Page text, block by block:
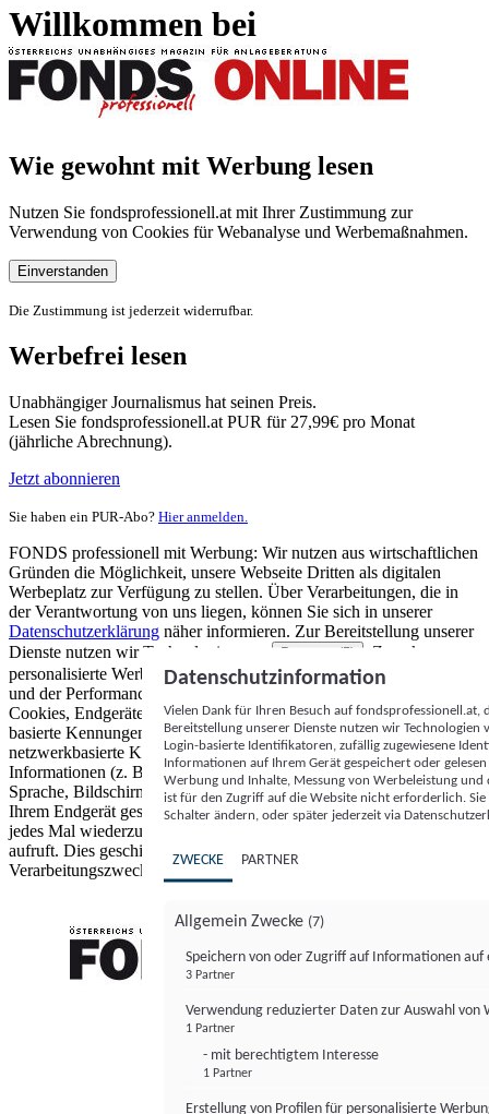
Willkommen bei
Wie gewohnt mit Werbung lesen
Nutzen Sie fondsprofessionell.at mit Ihrer Zustimmung zur
Verwendung von Cookies für Webanalyse und Werbemaßnahmen.
Einverstanden
Die Zustimmung ist jederzeit widerrufbar.
Werbefrei lesen
Unabhängiger Journalismus hat seinen Preis.
Lesen Sie fondsprofessionell.at PUR für 27,99€ pro Monat
(jährliche Abrechnung).
Jetzt abonnieren
Sie haben ein PUR-Abo? Hier anmelden.
FONDS professionell mit Werbung: Wir nutzen aus wirtschaftlichen
Gründen die Möglichkeit, unsere Webseite Dritten als digitalen
Werbeplatz zur Verfügung zu stellen. Über Verarbeitungen, die in
der Verantwortung von uns liegen, können Sie sich in unserer
Datenschutzerklärung näher informieren. Zur Bereitstellung unserer
Dienste nutzen wir Technologien von
Partnern (5)
. Zwecke:
personalisierte Werbung und Inhalte, Messung von Werbeleistung
und der Performance von Inhalten sowie Zielgruppenforschung.
Cookies, Endgeräte- oder ähnliche Online-Kennungen (z. B. login-
basierte Kennungen, zufällig generierte Kennungen,
netzwerkbasierte Kennungen) können zusammen mit anderen
Informationen (z. B. Browsertyp und Browserinformationen,
Sprache, Bildschirmgröße, unterstützte Technologien usw.) auf
Ihrem Endgerät gespeichert oder von dort ausgelesen werden, um es
jedes Mal wiederzuerkennen, wenn es eine App oder einer Webseite
aufruft. Dies geschieht für einen oder mehrere der hier aufgeführten
Verarbeitungszwecke.
Datenschutzinformation
Vielen Dank für Ihren Besuch auf
Bereitstellung unserer Dienste nutzen wir Technologien
Login-basierte Identifikatoren, zufällig zugewiesene
Informationen auf Ihrem Gerät gespeichert oder
Werbung und Inhalte, Messung von Werbeleistung
ist für den Zugriff auf die Website nicht erforderlich.
Schalter ändern, oder später jederzeit via
ZWECKE PARTNER
Allgemein Zwecke (7)
Speichern von oder Zugriff auf Informationen auf
3 Partner
Verwendung reduzierter Daten zur Auswahl von
1 Partner
- mit berechtigtem Interesse
1 Partner
Erstellung von Profilen für personalisierte
FONDS professionell